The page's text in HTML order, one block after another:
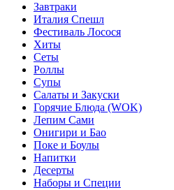
Завтраки
Италия Спешл
Фестиваль Лосося
Хиты
Сеты
Роллы
Супы
Салаты и Закуски
Горячие Блюда (WOK)
Лепим Сами
Онигири и Бао
Поке и Боулы
Напитки
Десерты
Наборы и Специи